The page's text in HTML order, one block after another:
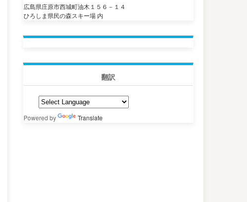
広島県庄原市西城町油木１５６－１４
ひろしま県民の森スキー場 内
翻訳
Powered by Translate